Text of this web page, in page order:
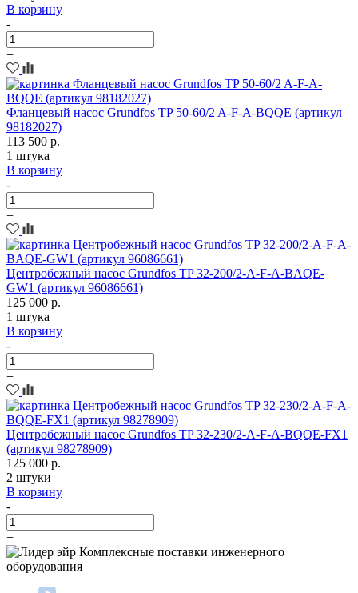
В корзину
-
+
Фланцевый насос Grundfos TP 50-60/2 A-F-A-BQQE (артикул
98182027)
113 500 р.
1 штука
В корзину
-
+
Центробежный насос Grundfos TP 32-200/2-A-F-A-BAQE-
GW1 (артикул 96086661)
125 000 р.
1 штука
В корзину
-
+
Центробежный насос Grundfos TP 32-230/2-A-F-A-BQQE-FX1
(артикул 98278909)
125 000 р.
2 штуки
В корзину
-
+
Комплексные поставки инженерного
оборудования